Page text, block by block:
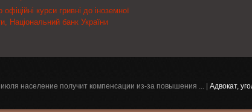
офіційні курси гривні до іноземної
Національний банк України
население получит компенсации из-за повышения ... | Адвокат,